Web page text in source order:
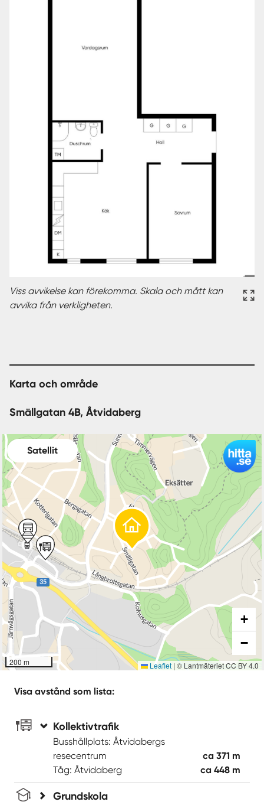
Viss avvikelse kan förekomma. Skala och mått kan
avvika från verkligheten.
Karta och område
Smällgatan 4B, Åtvidaberg
Satellit
200 m
+
−
Leaflet | © Lantmäteriet CC BY 4.0
Visa avstånd som lista:
Kollektivtrafik
Busshållplats: Åtvidabergs
resecentrum
ca 371 m
Tåg: Åtvidaberg
ca 448 m
Grundskola